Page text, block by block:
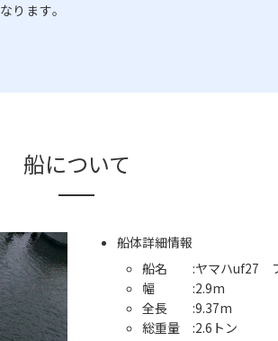
ります。
船について
船体詳細情報
船名 :ヤマハuf27 フ
幅 :2.9m
全長 :9.37m
総重量 :2.6トン